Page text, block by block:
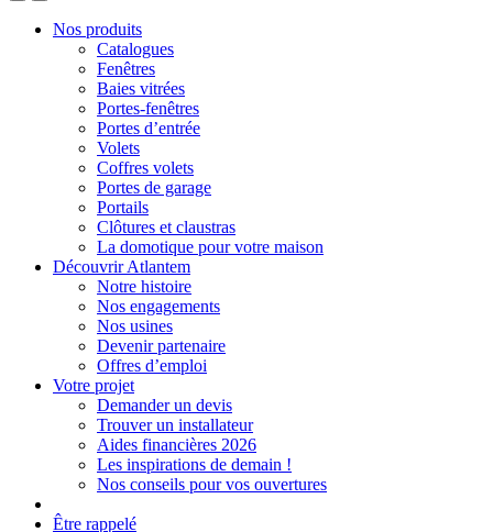
Nos produits
Catalogues
Fenêtres
Baies vitrées
Portes-fenêtres
Portes d’entrée
Volets
Coffres volets
Portes de garage
Portails
Clôtures et claustras
La domotique pour votre maison
Découvrir Atlantem
Notre histoire
Nos engagements
Nos usines
Devenir partenaire
Offres d’emploi
Votre projet
Demander un devis
Trouver un installateur
Aides financières 2026
Les inspirations de demain !
Nos conseils pour vos ouvertures
Être rappelé